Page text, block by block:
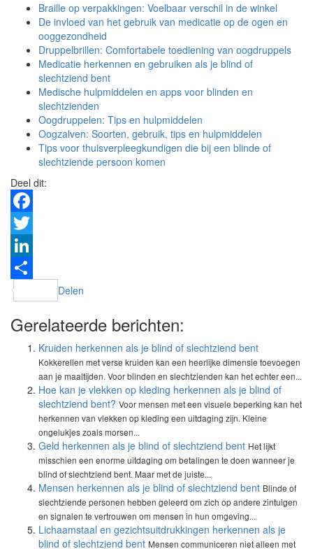
Braille op verpakkingen: Voelbaar verschil in de winkel
De invloed van het gebruik van medicatie op de ogen en
ooggezondheid
Druppelbrillen: Comfortabele toediening van oogdruppels
Medicatie herkennen en gebruiken als je blind of
slechtziend bent
Medische hulpmiddelen en apps voor blinden en
slechtzienden
Oogdruppelen: Tips en hulpmiddelen
Oogzalven: Soorten, gebruik, tips en hulpmiddelen
Tips voor thuisverpleegkundigen die bij een blinde of
slechtziende persoon komen
Deel dit:
Facebook
Twitter
LinkedIn
Delen
Gerelateerde berichten:
Kruiden herkennen als je blind of slechtziend bent
Kokkerellen met verse kruiden kan een heerlijke dimensie toevoegen
aan je maaltijden. Voor blinden en slechtzienden kan het echter een...
Hoe kan je vlekken op kleding herkennen als je blind of
slechtziend bent? Voor mensen met een visuele beperking kan het
herkennen van vlekken op kleding een uitdaging zijn. Kleine
ongelukjes zoals morsen...
Geld herkennen als je blind of slechtziend bent Het lijkt
misschien een enorme uitdaging om betalingen te doen wanneer je
blind of slechtziend bent. Maar met de juiste...
Mensen herkennen als je blind of slechtziend bent Blinde of
slechtziende personen hebben geleerd om zich op andere zintuigen
en signalen te vertrouwen om mensen in hun omgeving...
Lichaamstaal en gezichtsuitdrukkingen herkennen als je
blind of slechtziend bent Mensen communiceren niet alleen met